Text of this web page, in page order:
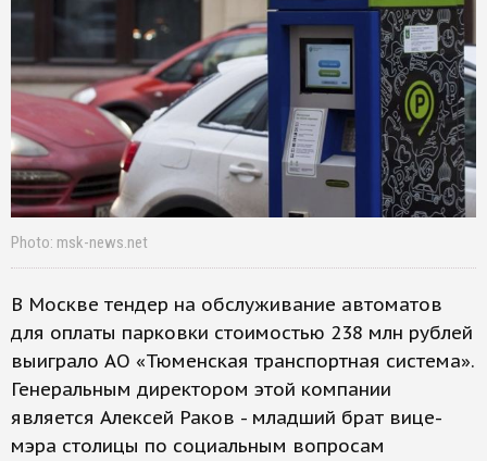
Photo: msk-news.net
В Москве тендер на обслуживание автоматов
для оплаты парковки стоимостью 238 млн рублей
выиграло АО «Тюменская транспортная система».
Генеральным директором этой компании
является Алексей Раков - младший брат вице-
мэра столицы по социальным вопросам